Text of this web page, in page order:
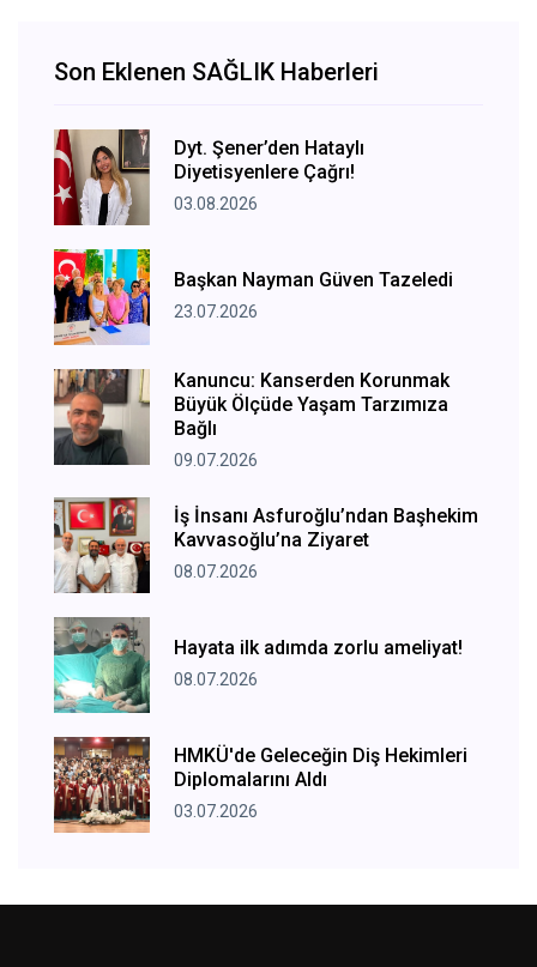
Son Eklenen SAĞLIK Haberleri
Dyt. Şener’den Hataylı
Diyetisyenlere Çağrı!
03.08.2026
Başkan Nayman Güven Tazeledi
23.07.2026
Kanuncu: Kanserden Korunmak
Büyük Ölçüde Yaşam Tarzımıza
Bağlı
09.07.2026
İş İnsanı Asfuroğlu’ndan Başhekim
Kavvasoğlu’na Ziyaret
08.07.2026
Hayata ilk adımda zorlu ameliyat!
08.07.2026
HMKÜ'de Geleceğin Diş Hekimleri
Diplomalarını Aldı
03.07.2026